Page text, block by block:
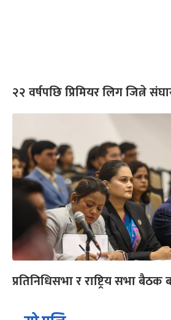
२२ वर्षपछि प्रिमियर लिग जित्ने
प्रतिनिधिसभा र राष्ट्रिय सभा बैठक